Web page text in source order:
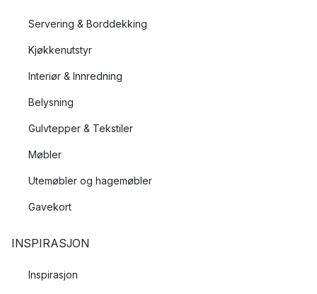
Servering & Borddekking
Kjøkkenutstyr
Interiør & Innredning
Belysning
Gulvtepper & Tekstiler
Møbler
Utemøbler og hagemøbler
Gavekort
INSPIRASJON
Inspirasjon